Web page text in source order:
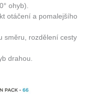
ohyb).
otáčení a pomalejšího
směru, rozdělení cesty
drahou.